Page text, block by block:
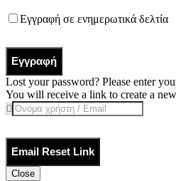
Εγγραφή σε ενημερωτικά δελτία
Εγγραφή
Lost your password? Please enter
You will receive a link to create a
Email Reset Link
Close